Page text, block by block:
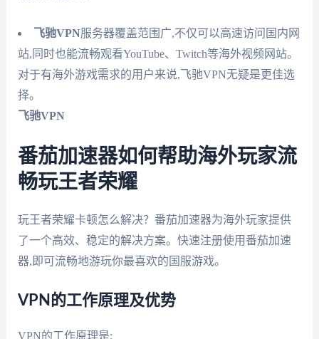
飞驰VPN服务器覆盖范围广,不仅可以高速访问国内网
站,同时也能流畅观看YouTube、Twitch等海外视频网站。
对于有海外游戏需求的用户来说,飞驰VPN无疑是更佳选
择。
飞驰VPN
番茄加速器如何帮助海外玩家流
畅玩王者荣耀
玩王者荣耀卡顿怎么解决？番茄加速器为海外玩家提供
了一个高效、稳定的解决方案。快速注册使用番茄加速
器,即可流畅地游玩你最喜欢的国服游戏。
VPN的工作原理及优势
VPN的工作原理是: